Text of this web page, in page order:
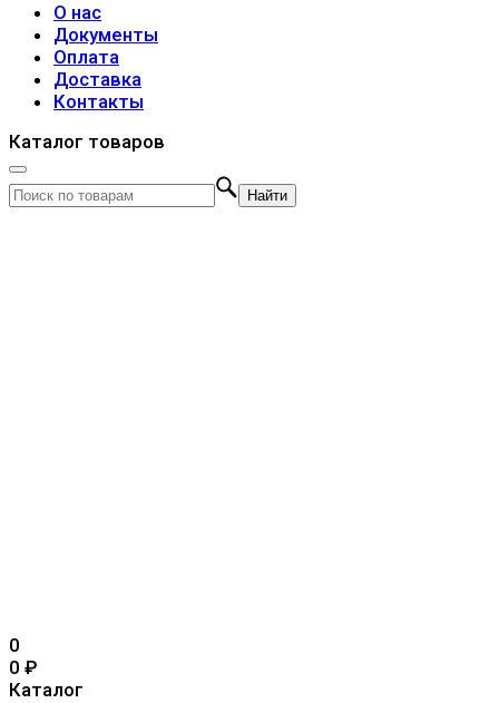
О нас
Документы
Оплата
Доставка
Контакты
Каталог товаров
Найти
0
0 ₽
Каталог